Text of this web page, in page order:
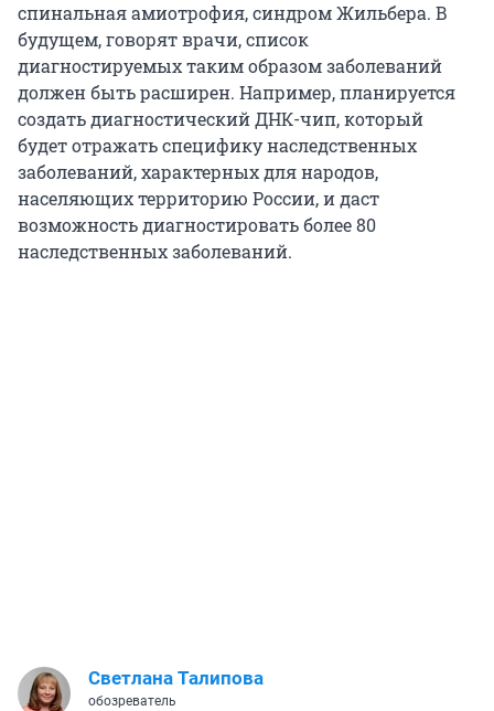
спинальная амиотрофия, синдром Жильбера. В
будущем, говорят врачи, список
диагностируемых таким образом заболеваний
должен быть расширен. Например, планируется
создать диагностический ДНК-чип, который
будет отражать специфику наследственных
заболеваний, характерных для народов,
населяющих территорию России, и даст
возможность диагностировать более 80
наследственных заболеваний.
Светлана Талипова
обозреватель